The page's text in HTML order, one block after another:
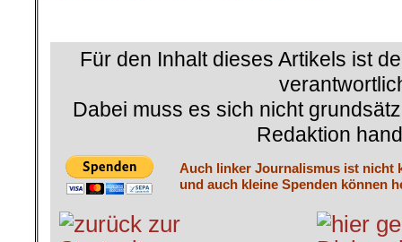
Für den Inhalt dieses Artikels ist
Dabei muss es sich nicht
Redaktion
Auch linker Journalismus ist nicht
und auch kleine Spenden können